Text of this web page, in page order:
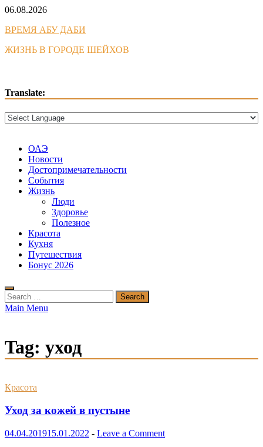
Skip
content
06.08.2026
ВРЕМЯ АБУ ДАБИ
ЖИЗНЬ В ГОРОДЕ ШЕЙХОВ
Translate:
ОАЭ
Новости
Достопримечательности
События
Жизнь
Люди
Здоровье
Полезное
Красота
Кухня
Путешествия
Бонус 2026
Search
for:
Main Menu
Tag: уход
Красота
Уход за кожей в пустыне
04.04.201915.01.2022 - Leave a Comment